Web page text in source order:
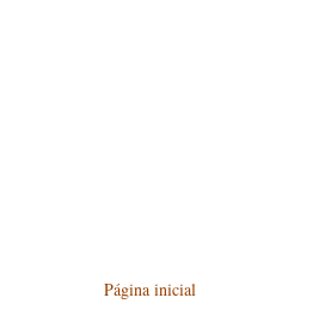
Página inicial